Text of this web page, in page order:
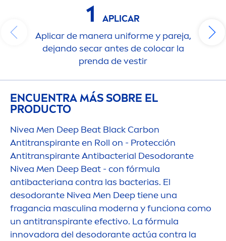
1
APLICAR
Aplicar de manera uniforme y pareja,
dejando secar antes de colocar la
prenda de vestir
ENCUENTRA MÁS SOBRE EL
PRODUCTO
Nivea Men Deep Beat Black Carbon
Antitranspirante en Roll on - Protección
Antitranspirante Antibacterial Desodorante
Nivea Men Deep Beat - con fórmula
antibacteriana contra las bacterias. El
desodorante Nivea Men Deeptiene una
fragancia masculina moderna y funciona como
un antitranspirante efectivo. La fórmula
innovadora del desodorante actúa contra la